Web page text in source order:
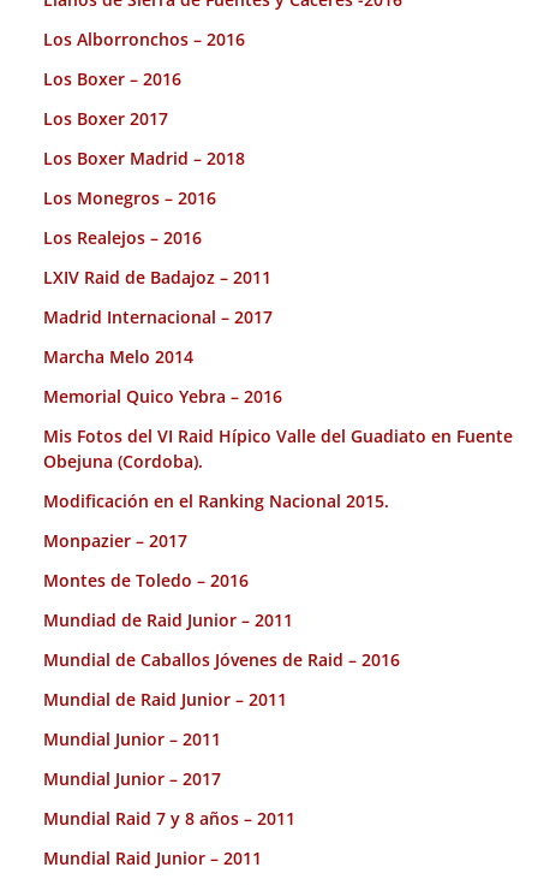
Los Alborronchos – 2016
Los Boxer – 2016
Los Boxer 2017
Los Boxer Madrid – 2018
Los Monegros – 2016
Los Realejos – 2016
LXIV Raid de Badajoz – 2011
Madrid Internacional – 2017
Marcha Melo 2014
Memorial Quico Yebra – 2016
Mis Fotos del VI Raid Hípico Valle del Guadiato en Fuente
Obejuna (Cordoba).
Modificación en el Ranking Nacional 2015.
Monpazier – 2017
Montes de Toledo – 2016
Mundiad de Raid Junior – 2011
Mundial de Caballos Jóvenes de Raid – 2016
Mundial de Raid Junior – 2011
Mundial Junior – 2011
Mundial Junior – 2017
Mundial Raid 7 y 8 años – 2011
Mundial Raid Junior – 2011